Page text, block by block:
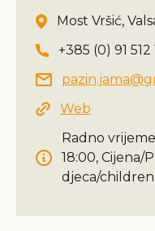
Most Vršić,
+385 (0) 91 512
Web
Radno
18:00, Cijena/
djeca/children